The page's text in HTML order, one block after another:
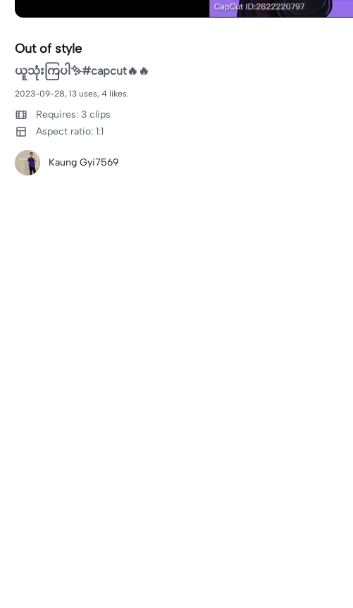
Out of style
ယူသုံးကြပါ✨#capcut🔥🔥
2023-09-28, 13 uses, 4 likes.
Requires: 3 clips
Aspect ratio: 1:1
Kaung Gyi7569